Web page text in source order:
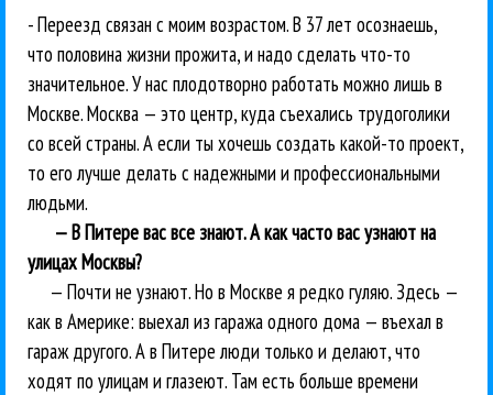
- Переезд связан с моим возрастом. В 37 лет осознаешь,
что половина жизни прожита, и надо сделать что-то
значительное. У нас плодотворно работать можно лишь в
Москве. Москва — это центр, куда съехались трудоголики
со всей страны. А если ты хочешь создать какой-то проект,
то его лучше делать с надежными и профессиональными
людьми.
— В Питере вас все знают. А как часто вас узнают на
улицах Москвы?
— Почти не узнают. Но в Москве я редко гуляю. Здесь —
как в Америке: выехал из гаража одного дома — въехал в
гараж другого. А в Питере люди только и делают, что
ходят по улицам и глазеют. Там есть больше времени